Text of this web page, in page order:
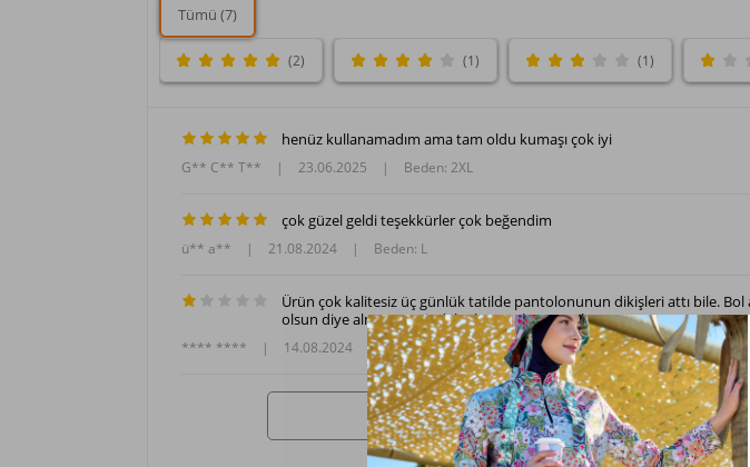
Tümü (7)
(2) (1) (1)
henüz kullanamadım ama tam oldu kumaşı çok iyi
G** C** T** | 23.06.2025 | Beden: 2XL
çok güzel geldi teşekkürler çok beğendim
ü** a** | 21.08.2024 | Beden: L
Ürün çok kalitesiz üç günlük tatilde pantolonunun dikişleri attı bile. Bol
olsun diye almıştım. Bir daha bu markayı tercih etmem
**** **** | 14.08.2024 | Beden: 2XL
Daha Fazla